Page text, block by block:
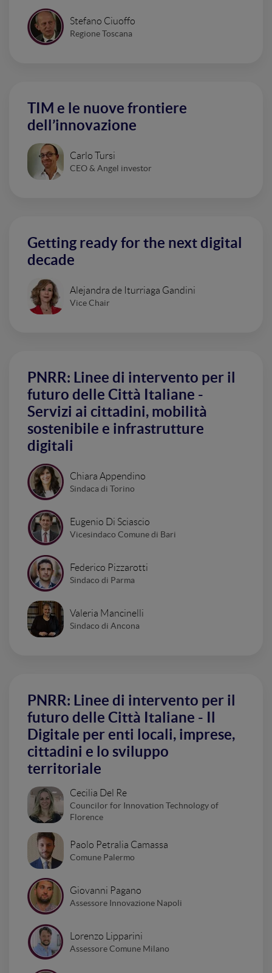
Stefano Ciuoffo
Regione Toscana
TIM e le nuove frontiere
dell’innovazione
Carlo Tursi
CEO & Angel investor
Getting ready for the next digital
decade
Alejandra de Iturriaga Gandini
Vice Chair
PNRR: Linee di intervento per il
futuro delle Città Italiane -
Servizi ai cittadini, mobilità
sostenibile e infrastrutture
digitali
Chiara Appendino
Sindaca di Torino
Eugenio Di Sciascio
Vicesindaco Comune di Bari
Federico Pizzarotti
Sindaco di Parma
Valeria Mancinelli
Sindaco di Ancona
PNRR: Linee di intervento per il
futuro delle Città Italiane - Il
Digitale per enti locali, imprese,
cittadini e lo sviluppo
territoriale
Cecilia Del Re
Councilor for Innovation Technology of
Florence
Paolo Petralia Camassa
Comune Palermo
Giovanni Pagano
Assessore Innovazione Napoli
Lorenzo Lipparini
Assessore Comune Milano